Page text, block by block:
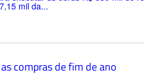
mil da...
compras de fim de ano